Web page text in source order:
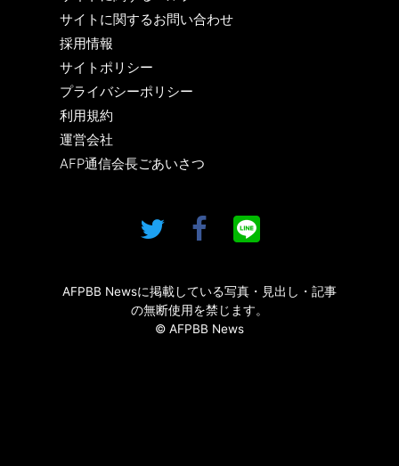
サイトに関するお問い合わせ
採用情報
サイトポリシー
プライバシーポリシー
利用規約
運営会社
AFP通信会長ごあいさつ
AFPBB Newsに掲載している写真・見出し・記事
の無断使用を禁じます。
© AFPBB News